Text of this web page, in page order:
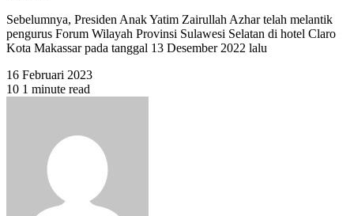
Sebelumnya, Presiden Anak Yatim Zairullah Azhar telah melantik
pengurus Forum Wilayah Provinsi Sulawesi Selatan di hotel Claro
Kota Makassar pada tanggal 13 Desember 2022 lalu
16 Februari 2023
10 1 minute read